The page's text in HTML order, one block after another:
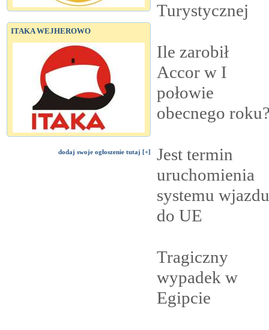
ITAKA WEJHEROWO
dodaj swoje ogłoszenie tutaj [+]
Turystycznej
Ile zarobił
Accor w I
połowie
obecnego
Jest termin
uruchomienia
systemu wjazdu
do UE
Tragiczny
wypadek w
Egipcie